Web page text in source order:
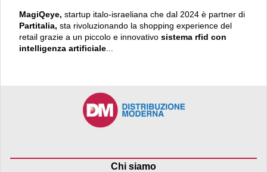
MagiQeye, startup italo-israeliana che dal 2024 è partner di
Partitalia, sta rivoluzionando la shopping experience del
retail grazie a un piccolo e innovativo sistema rfid con
intelligenza artificiale
Chi siamo